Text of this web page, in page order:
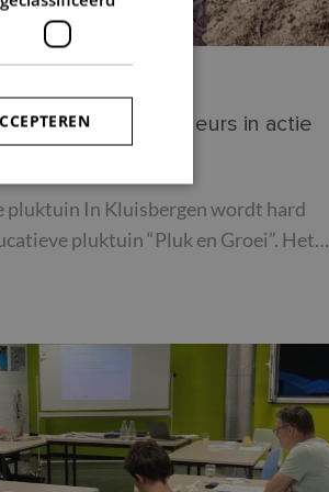
klimaatambassadeurs in actie
pluktuin In Kluisbergen wordt hard
pluktuin “Pluk en Groei”. Het…
service
De
om
van de PHP-taal.
die wordt
te onderhouden.